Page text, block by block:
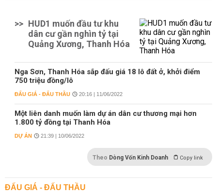
>> HUD1 muốn đầu tư khu
dân cư gần nghìn tỷ tại
Quảng Xương, Thanh Hóa
Nga Sơn, Thanh Hóa sắp đấu giá 18 lô đất ở, khởi điểm
750 triệu đồng/lô
ĐẤU GIÁ - ĐẤU THẦU 20:16 | 11/06/2022
Một liên danh muốn làm dự án dân cư thương mại hơn
1.800 tỷ đồng tại Thanh Hóa
DỰ ÁN 21:39 | 10/06/2022
Theo Dòng Vốn Kinh Doanh Copy link
ĐẤU GIÁ - ĐẤU THẦU